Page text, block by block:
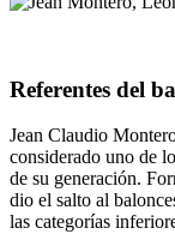
Referentes del
Jean Claudio
considerado uno de
de su generación.
dio el salto al
las categorías